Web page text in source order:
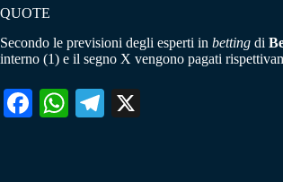
QUOTE
Secondo le previsioni degli esperti in betting di
interno (1) e il segno X vengono pagati
Fa W
Te